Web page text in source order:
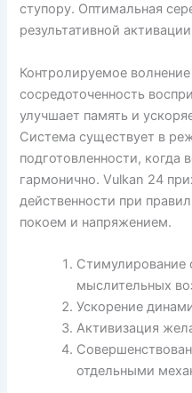
ступору. Оптимальная
результативной
Контролируемое
сосредоточенность
улучшает память и
Система существует в
подготовленности, когда
гармонично. Vulkan 24
действенности при
покоем и напряжением.
Стимулирование
мыслительных
Ускорение
Активизация
отдельными